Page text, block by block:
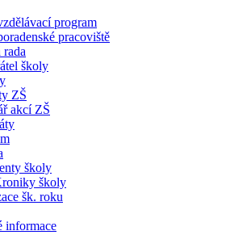
program
pracoviště
rada
školy
ZŠ
akcí ZŠ
školy
školy
šk. roku
informace